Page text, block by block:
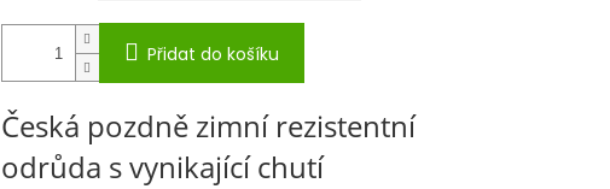
Přidat do košíku
Česká pozdně zimní rezistentní
odrůda s vynikající chutí